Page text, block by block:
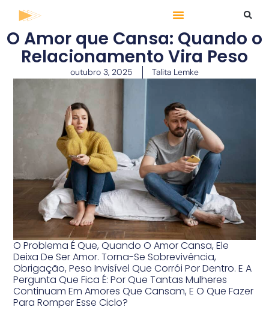
O Amor que Cansa: Quando o
Relacionamento Vira Peso
outubro 3, 2025 Talita Lemke
O Problema É Que, Quando O Amor Cansa, Ele
Deixa De Ser Amor. Torna-Se Sobrevivência,
Obrigação, Peso Invisível Que Corrói Por Dentro. E A
Pergunta Que Fica É: Por Que Tantas Mulheres
Continuam Em Amores Que Cansam, E O Que Fazer
Para Romper Esse Ciclo?